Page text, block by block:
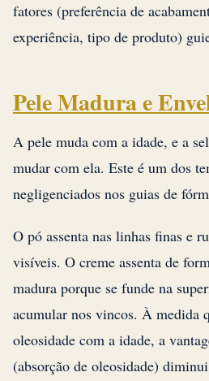
fatores (preferência de
experiência, tipo de produto)
Pele Madura e
A pele muda com a idade, e a
mudar com ela. Este é um dos
negligenciados nos guias de
O pó assenta nas linhas finas e
visíveis. O creme assenta de
madura porque se funde na
acumular nos vincos. À medida
oleosidade com a idade, a
(absorção de oleosidade)